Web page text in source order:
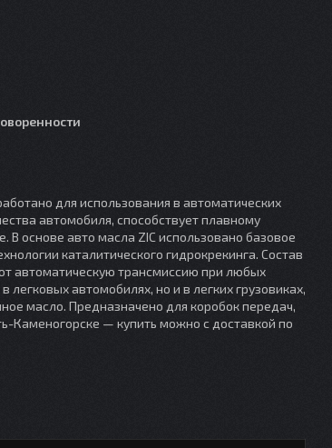
для использования в автоматических
автомобиля, способствует плавному
основе авто масла ZIC использовано базовое
каталитического гидрокрекинга. Состав
автоматическую трансмиссию при любых
автомобилях, но и в легких грузовиках,
масло. Предназначено для коробок передач,
Каменогорске — купить можно с доставкой по